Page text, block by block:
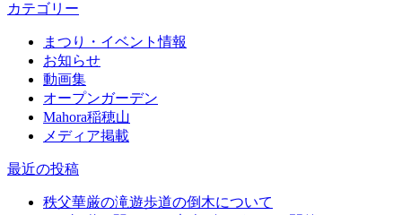
カテゴリー
まつり・イベント情報
お知らせ
動画集
オープンガーデン
Mahora稲穂山
メディア掲載
最近の投稿
秩父華厳の滝遊歩道の倒木について